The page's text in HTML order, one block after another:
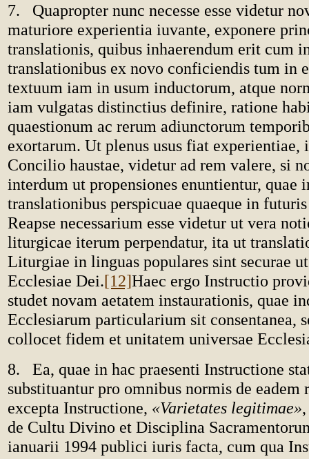
7. Quapropter nunc necesse esse videtur
maturiore experientia iuvante, exponere
translationis, quibus inhaerendum erit cum
translationibus ex novo conficiendis tum in
textuum iam in usum inductorum, atque
iam vulgatas distinctius definire, ratione
quaestionum ac rerum adiunctorum
exortarum. Ut plenus usus fiat experientiae,
Concilio haustae, videtur ad rem valere, si
interdum ut propensiones enuntientur, quae
translationibus perspicuae quaeque in
Reapse necessarium esse videtur ut vera
liturgicae iterum perpendatur, ita ut
Liturgiae in linguas populares sint securae
Ecclesiae Dei.[12]Haec ergo Instructio
studet novam aetatem instaurationis, quae
Ecclesiarum particularium sit consentanea,
collocet fidem et unitatem universae
8. Ea, quae in hac praesenti Instructione
substituantur pro omnibus normis de eadem
excepta Instructione, «Varietates legitimae»
de Cultu Divino et Disciplina
ianuarii 1994 publici iuris facta, cum qua